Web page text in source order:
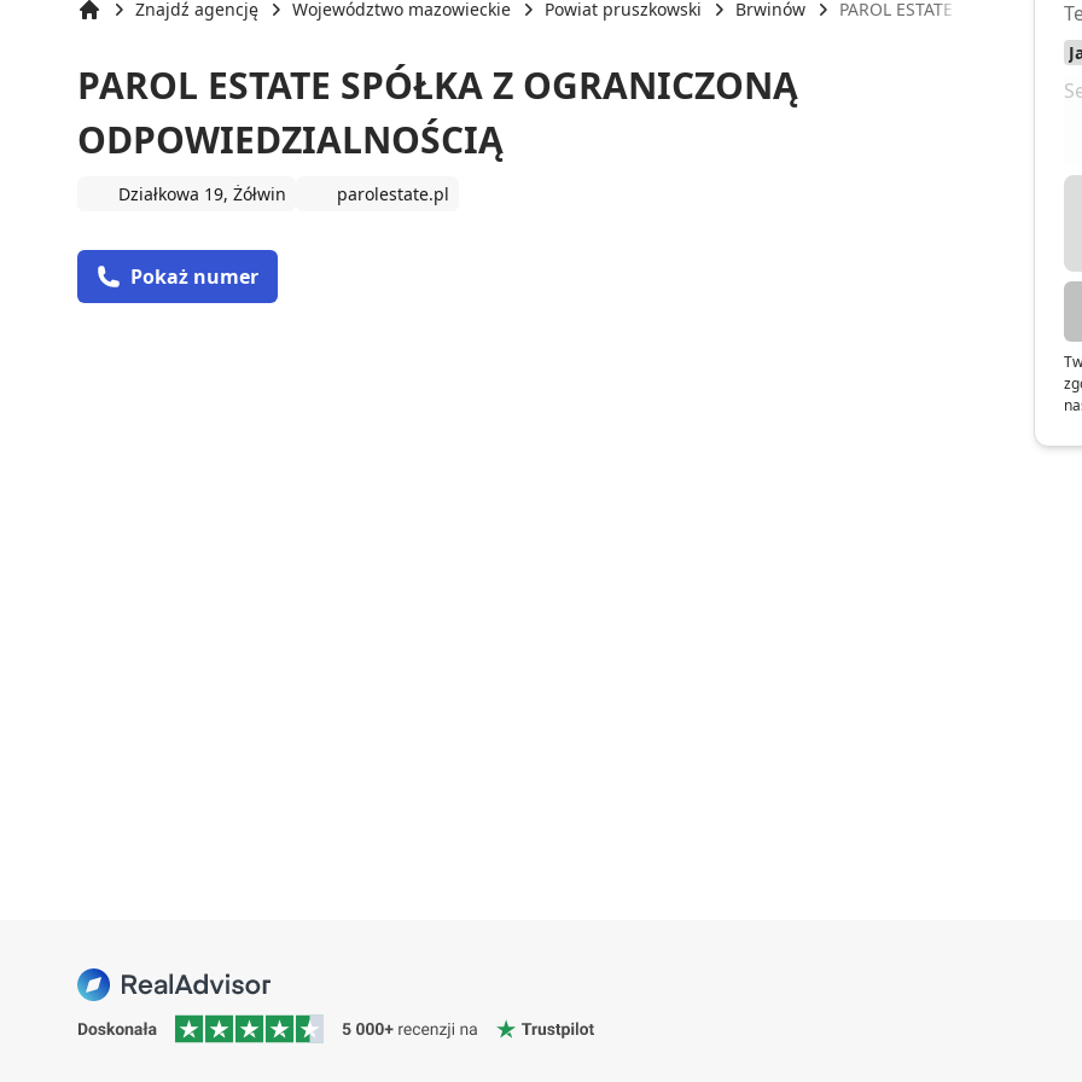
Znajdź agencję Województwo mazowieckie Powiat pruszkowski Brwinów PAROL ESTATE SPÓŁKA Z
PAROL ESTATE SPÓŁKA Z OGRANICZONĄ
ODPOWIEDZIALNOŚCIĄ
Działkowa 19, Żółwin parolestate.pl
Pokaż numer